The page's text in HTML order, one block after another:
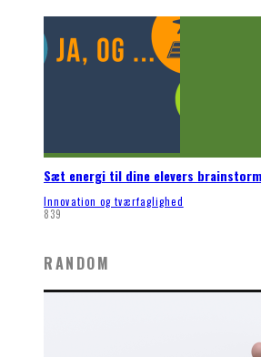
Sæt energi til dine elevers brainstorm
Innovation og tværfaglighed
839
RANDOM